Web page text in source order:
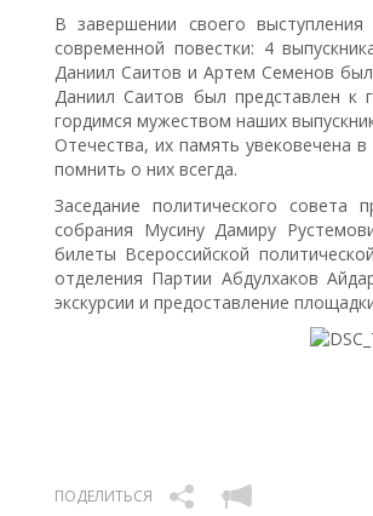
В завершении своего
современной повестки: 4
Даниил Саитов и Артем Семенов
Даниил Саитов был представлен к
гордимся мужеством наших
Отечества, их память увековечена
помнить о них всегда.
Заседание политического
собрания Мусину Дамиру
билеты Всероссийской
отделения Партии Абдулхаков
экскурсии и предоставление
ПОДЕЛИТЬСЯ